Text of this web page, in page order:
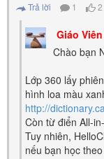
Trả lời 1 2
Giáo
Chào bạn
Lớp 360 lấy
hình loa màu
http://
Còn từ điển All-
Tuy nhiên,
nếu bạn học